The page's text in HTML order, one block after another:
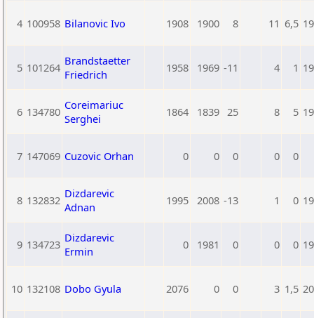
4 100958 Bilanovic Ivo 1908 1900 8 11 6,5
5 101264 Brandstaetter
Friedrich
1958 1969 -11 4 1
6 134780 Coreimariuc
Serghei
1864 1839 25 8 5
7 147069 Cuzovic Orhan 0 0 0 0 0
8 132832 Dizdarevic
Adnan
1995 2008 -13 1 0
9 134723 Dizdarevic
Ermin
0 1981 0 0 0
10 132108 Dobo Gyula 2076 0 0 3 1,5